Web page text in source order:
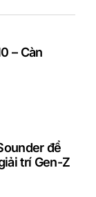
– Càn
để
trí Gen-Z